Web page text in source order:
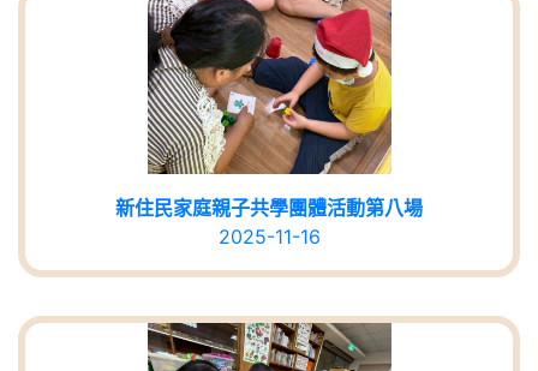
新住民家庭親子共學團體活動第八場
2025-11-16